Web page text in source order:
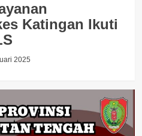
Katingan Ikuti
2025